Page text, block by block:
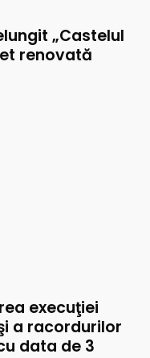
„Castelul
renovată
execuţiei
a racordurilor
data de 3